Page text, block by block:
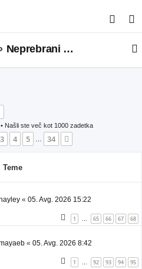
s
a
Neprebrani prispevki
Našli ste več kot 1000 zadetka
34
3 4 5 … 34
Teme
hayley « 05. Avg. 2026 15:22
1 … 65 66 67 68
« 05. Avg. 2026 8:42
1 … 92 93 94 95